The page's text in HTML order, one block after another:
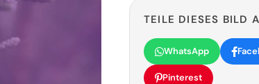
TEILE DIESES BILD
WhatsApp
Pinterest